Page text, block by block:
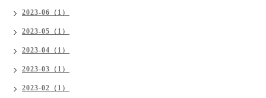
2023-06（1）
2023-05（1）
2023-04（1）
2023-03（1）
2023-02（1）